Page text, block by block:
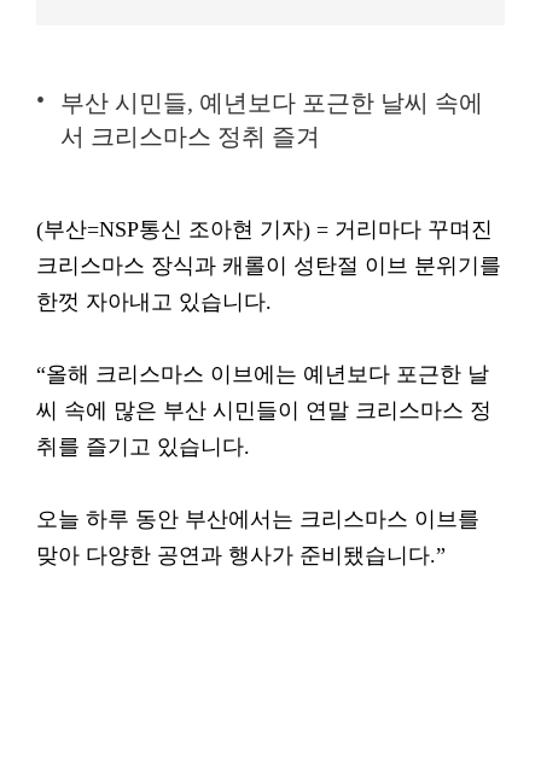
부산 시민들, 예년보다 포근한 날씨 속에
서 크리스마스 정취 즐겨
(부산=NSP통신 조아현 기자) = 거리마다 꾸며진
크리스마스 장식과 캐롤이 성탄절 이브 분위기를
한껏 자아내고 있습니다.
“올해 크리스마스 이브에는 예년보다 포근한 날
씨 속에 많은 부산 시민들이 연말 크리스마스 정
취를 즐기고 있습니다.
오늘 하루 동안 부산에서는 크리스마스 이브를
맞아 다양한 공연과 행사가 준비됐습니다.”